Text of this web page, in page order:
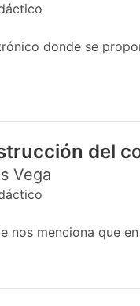
donde se
del
Vega
nos menciona que